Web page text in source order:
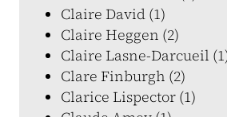
Claire David (1)
Claire Heggen (2)
Claire Lasne-Darcueil
Clare Finburgh (2)
Clarice Lispector (1)